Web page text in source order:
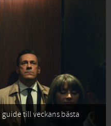
guide till veckans bästa